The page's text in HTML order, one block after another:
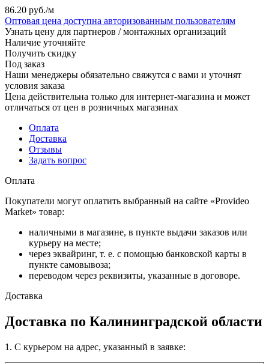
86.20 руб./м
Оптовая цена доступна авторизованным пользователям
Узнать цену для партнеров / монтажных организаций
Наличие уточняйте
Получить скидку
Под заказ
Наши менеджеры обязательно свяжутся с вами и уточнят
условия заказа
Цена действительна только для интернет-магазина и может
отличаться от цен в розничных магазинах
Оплата
Доставка
Отзывы
Задать вопрос
Оплата
Покупатели могут оплатить выбранный на сайте «Provideo
Market» товар:
наличными в магазине, в пункте выдачи заказов или
курьеру на месте;
через эквайринг, т. е. с помощью банковской карты в
пункте самовывоза;
переводом через реквизиты, указанные в договоре.
Доставка
Доставка по Калининградской области
1. С курьером на адрес, указанный в заявке: